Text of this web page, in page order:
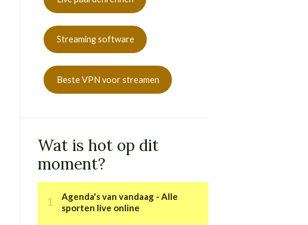
Streaming software
Beste VPN voor streamen
Wat is hot op dit
moment?
Agenda's van vandaag - Alle
sporten live online